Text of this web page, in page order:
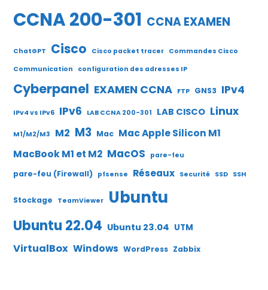
CCNA 200-301 CCNA EXAMEN
ChatGPT Cisco Cisco packet tracer Commandes Cisco
Communication
configuration des adresses IP
Cyberpanel EXAMEN CCNA FTP GNS3 IPv4
IPv4 vs IPv6 IPv6 LAB CCNA 200-301 LAB CISCO Linux
M1/M2/M3 M2 M3 Mac Mac Apple Silicon M1
MacBook M1 et M2 MacOS pare-feu
pare-feu (Firewall) pfsense Réseaux Securité SSD SSH
Stockage TeamViewer Ubuntu
Ubuntu 22.04 Ubuntu 23.04 UTM
VirtualBox Windows WordPress Zabbix